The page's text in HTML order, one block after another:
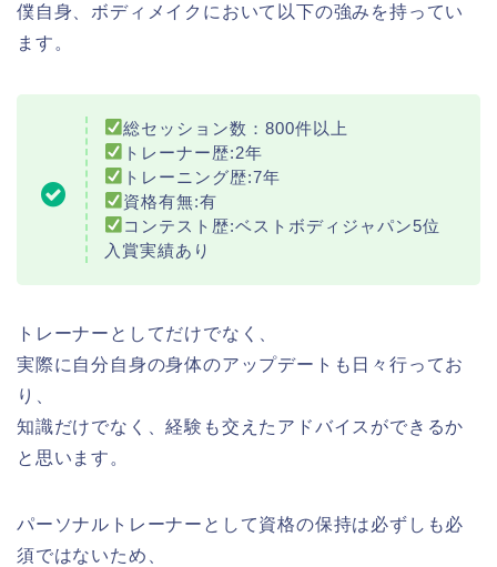
僕自身、ボディメイクにおいて以下の強みを持ってい
ます。
総セッション数：800件以上
トレーナー歴:2年
トレーニング歴:7年
資格有無:有
コンテスト歴:ベストボディジャパン5位
入賞実績あり
トレーナーとしてだけでなく、
実際に自分自身の身体のアップデートも日々行ってお
り、
知識だけでなく、経験も交えたアドバイスができるか
と思います。
パーソナルトレーナーとして資格の保持は必ずしも必
須ではないため、